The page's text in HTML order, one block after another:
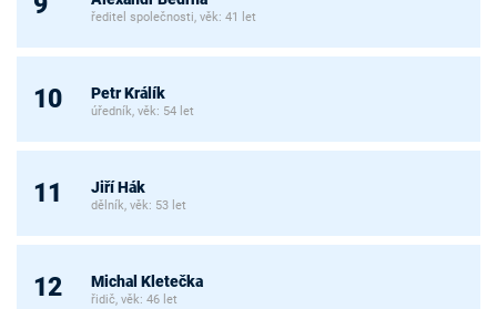
ředitel společnosti, věk: 41 let
10 Petr Králík
úředník, věk: 54 let
11 Jiří Hák
dělník, věk: 53 let
12 Michal Kletečka
řidič, věk: 46 let